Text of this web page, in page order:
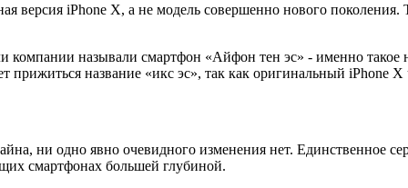
версия iPhone X, а не модель совершенно нового
компании называли смартфон «Айфон тен эс» - именно такое
название «икс эс», так как оригинальный iPhone
ни одно явно очевидного изменения нет. Единственное
смартфонах большей глубиной.